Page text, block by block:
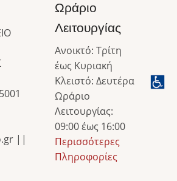
||
Ωράριο
Λειτουργίας
Ανοικτό: Τρίτη
έως Κυριακή
Κλειστό: Δευτέρα
Ωράριο
Λειτουργίας:
09:00 έως 16:00
Περισσότερες
Πληροφορίες